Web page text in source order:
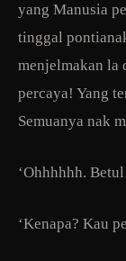
yang Manusia
tinggal
menjelmakan la
percaya! Yang
Semuanya nak
‘Ohhhhhh. Betul
‘Kenapa? Kau